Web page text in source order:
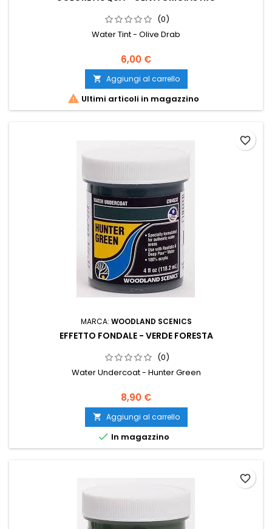
(0)
Water Tint - Olive Drab
6,00 €
 Aggiungi al carrello
 Ultimi articoli in magazzino
MARCA: WOODLAND SCENICS
EFFETTO FONDALE - VERDE FORESTA
(0)
Water Undercoat - Hunter Green
8,90 €
 Aggiungi al carrello
 In magazzino
favorite_border
favorite_border